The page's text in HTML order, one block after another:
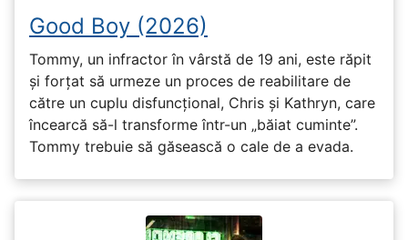
Good Boy (2026)
Tommy, un infractor în vârstă de 19 ani, este răpit
și forțat să urmeze un proces de reabilitare de
către un cuplu disfuncțional, Chris și Kathryn, care
încearcă să-l transforme într-un „băiat cuminte”.
Tommy trebuie să găsească o cale de a evada.